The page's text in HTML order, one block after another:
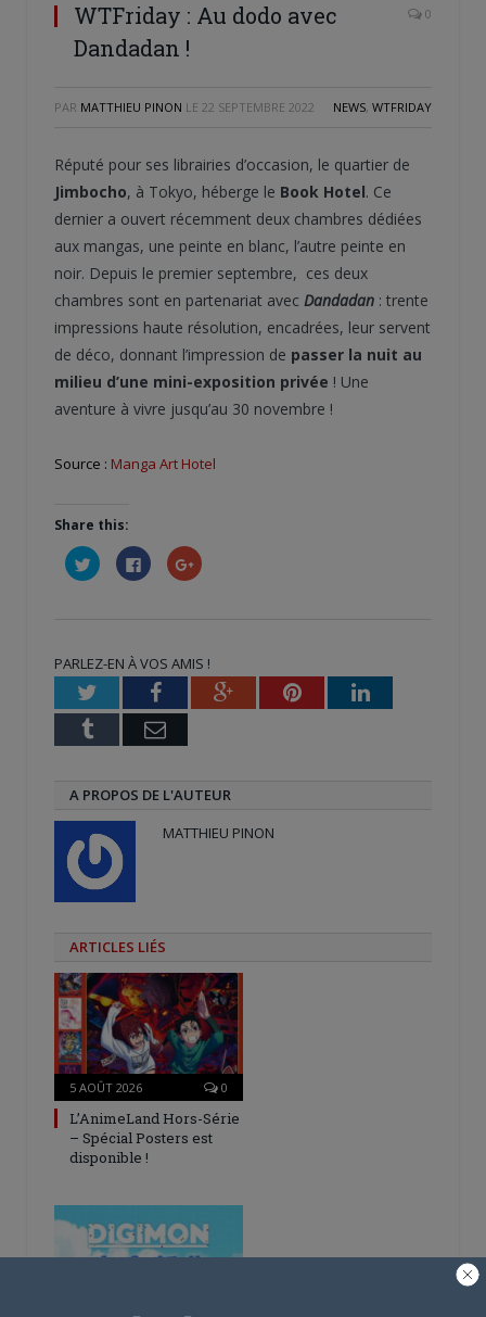
WTFriday : Au dodo avec
Dandadan !
0
PAR MATTHIEU PINON LE 22 SEPTEMBRE 2022 NEWS, WTFRIDAY
Réputé pour ses librairies d’occasion, le quartier de
Jimbocho, à Tokyo, héberge le Book Hotel. Ce
dernier a ouvert récemment deux chambres dédiées
aux mangas, une peinte en blanc, l’autre peinte en
noir. Depuis le premier septembre, ces deux
chambres sont en partenariat avec Dandadan : trente
impressions haute résolution, encadrées, leur servent
de déco, donnant l’impression de passer la nuit au
milieu d’une mini-exposition privée ! Une
aventure à vivre jusqu’au 30 novembre !
Source : Manga Art Hotel
Share this:
Cliquez
pour
partager
fenêtre)
Cliquez
pour
partager
fenêtre)
Cliquez
pour
nouvelle
fenêtre)
PARLEZ-EN À VOS AMIS !
TwitterFacebookGoogle+PinterestLinkedIn
Tumblr Email
A PROPOS DE L'AUTEUR
MATTHIEU PINON
ARTICLES LIÉS
5 AOÛT 2026 0
L’AnimeLand Hors-Série
– Spécial Posters est
disponible !